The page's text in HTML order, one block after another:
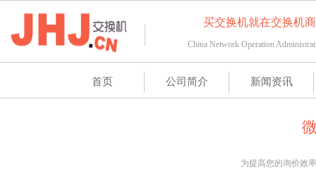
买交换机就在交换机商
China Network Operation
首页 公司简介 新闻资讯
为提高您的询价效